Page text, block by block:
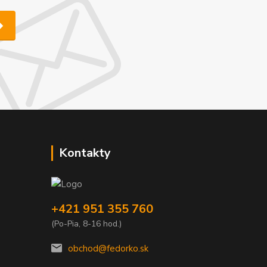
Kontakty
+421 951 355 760
(Po-Pia, 8-16 hod.)
obchod@fedorko.sk